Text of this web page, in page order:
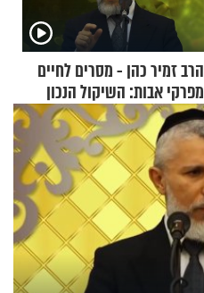
הרב זמיר כהן - מסרים לחיים
מפרקי אבות: השיקול הנכון